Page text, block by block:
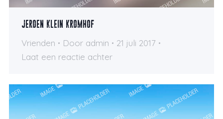
Jeroen Klein Kromhof
Vrienden Door admin
21 juli 2017
Laat een reactie achter